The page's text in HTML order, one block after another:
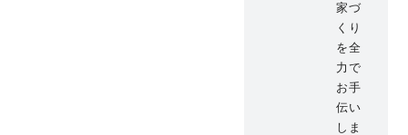
家づ
くり
を全
力で
お手
伝い
しま